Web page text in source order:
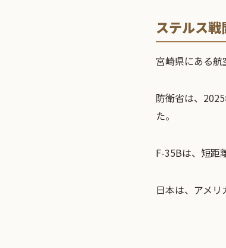
ステルス
宮崎県にある
防衛省は、
た。
F-35Bは、短距
日本は、アメ